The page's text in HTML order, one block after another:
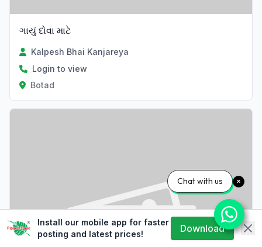
ગાયું દોવા માટે
Kalpesh Bhai Kanjareya
Login to view
Botad
Install our mobile app for faster
posting and latest prices!
Download
Chat with us